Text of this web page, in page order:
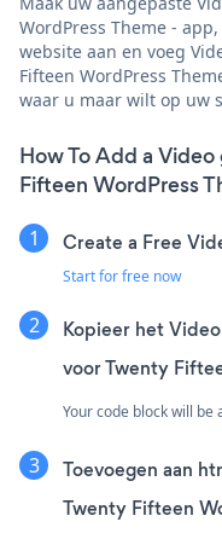
WordPress Theme -
website aan en voeg
Fifteen WordPress
waar u maar wilt op uw
How To Add a
Fifteen WordPress
Create a Free
Start for free now
Kopieer het
voor Twenty
Your code block will
Toevoegen aan
Twenty Fifteen